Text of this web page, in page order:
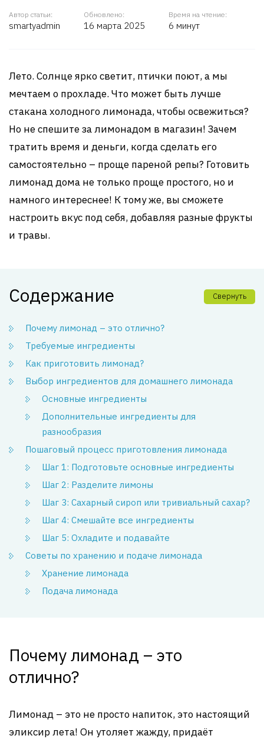
Автор статьи:
smartyadmin
Обновлено:
16 марта 2025
Время на чтение:
6 минут
Лето. Солнце ярко светит, птички поют, а мы
мечтаем о прохладе. Что может быть лучше
стакана холодного лимонада, чтобы освежиться?
Но не спешите за лимонадом в магазин! Зачем
тратить время и деньги, когда сделать его
самостоятельно – проще пареной репы? Готовить
лимонад дома не только проще простого, но и
намного интереснее! К тому же, вы сможете
настроить вкус под себя, добавляя разные фрукты
и травы.
Содержание Свернуть
Почему лимонад – это отлично?
Требуемые ингредиенты
Как приготовить лимонад?
Выбор ингредиентов для домашнего лимонада
Основные ингредиенты
Дополнительные ингредиенты для
разнообразия
Пошаговый процесс приготовления лимонада
Шаг 1: Подготовьте основные ингредиенты
Шаг 2: Разделите лимоны
Шаг 3: Сахарный сироп или тривиальный сахар?
Шаг 4: Смешайте все ингредиенты
Шаг 5: Охладите и подавайте
Советы по хранению и подаче лимонада
Хранение лимонада
Подача лимонада
Почему лимонад – это
отлично?
Лимонад – это не просто напиток, это настоящий
эликсир лета! Он утоляет жажду, придаёт